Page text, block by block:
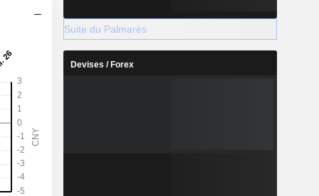
Suite du Palmarès
Devises / Forex